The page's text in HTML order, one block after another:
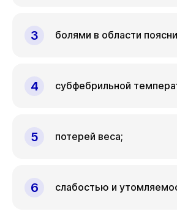
болями в области
субфебрильной
потерей веса;
слабостью и